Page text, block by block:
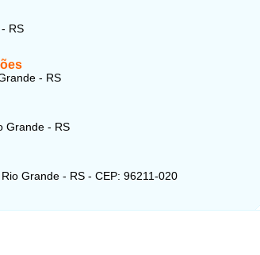
RS
- RS
Grande - RS
Grande - RS - CEP: 96211-020